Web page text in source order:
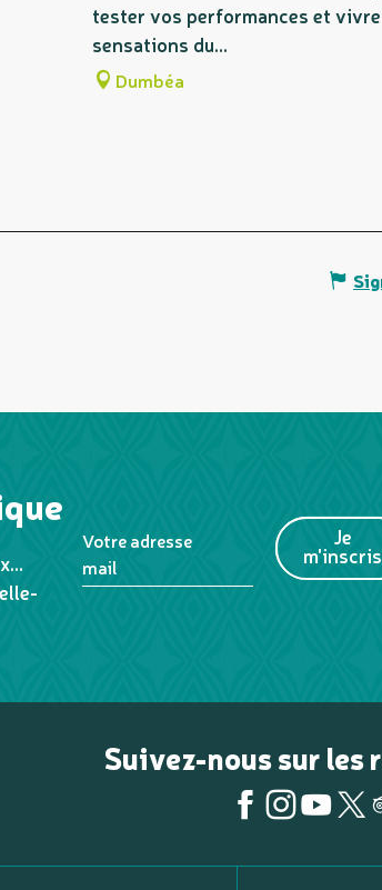
tester vos performances et
sensations du...
Dumbéa
Votre adresse
mail
Je
m'inscris
Suivez-nous sur les